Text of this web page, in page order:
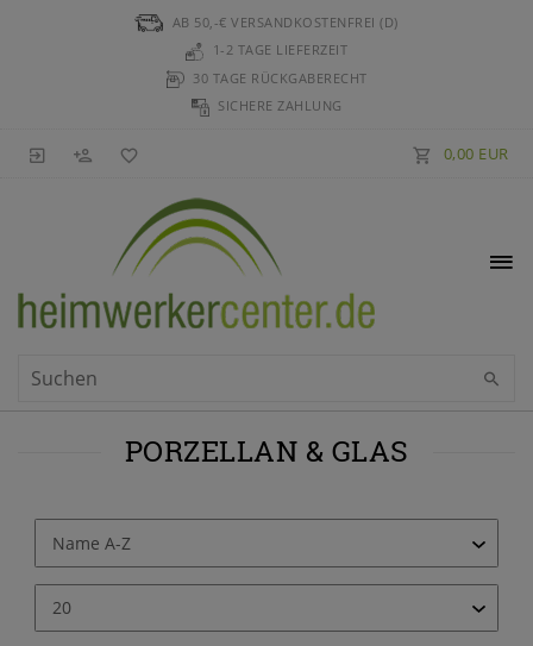
AB 50,-€ VERSANDKOSTENFREI (D)
1-2 TAGE LIEFERZEIT
30 TAGE RÜCKGABERECHT
SICHERE ZAHLUNG
0,00 EUR
PORZELLAN & GLAS